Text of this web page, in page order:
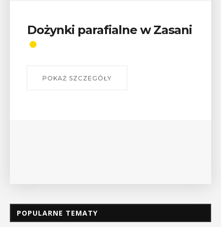
Dożynki parafialne w Zasani
POKAŻ SZCZEGÓŁY
POPULARNE TEMATY